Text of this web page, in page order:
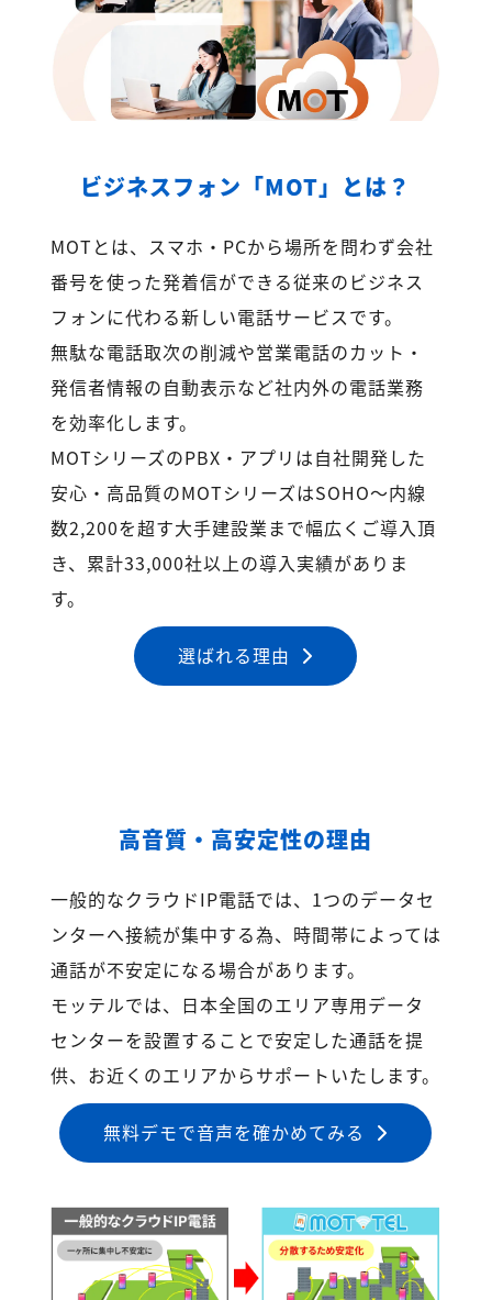
ビジネスフォン「MOT」とは？
MOTとは、スマホ・PCから場所を問わず会社
番号を使った発着信ができる従来のビジネス
フォンに代わる新しい電話サービスです。
無駄な電話取次の削減や営業電話のカット・
発信者情報の自動表示など社内外の電話業務
を効率化します。
MOTシリーズのPBX・アプリは自社開発した
安心・高品質のMOTシリーズはSOHO～内線
数2,200を超す大手建設業まで幅広くご導入頂
き、累計33,000社以上の導入実績がありま
す。
選ばれる理由
高音質・高安定性の理由
一般的なクラウドIP電話では、1つのデータセ
ンターへ接続が集中する為、時間帯によっては
通話が不安定になる場合があります。
モッテルでは、日本全国のエリア専用データ
センターを設置することで安定した通話を提
供、お近くのエリアからサポートいたします。
無料デモで音声を確かめてみる